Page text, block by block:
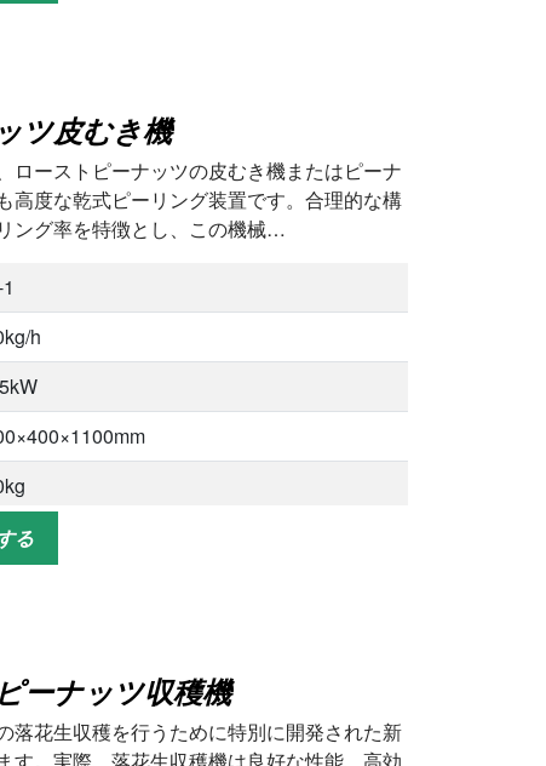
ツ皮むき機
ローストピーナッツの皮むき機またはピーナ
高度な乾式ピーリング装置です。合理的な構
ング率を特徴とし、この機械…
h
る
ーナッツ収穫機
落花生収穫を行うために特別に開発された新